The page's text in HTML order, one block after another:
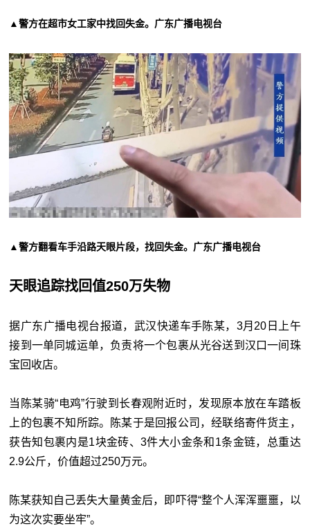
▲警方在超市女工家中找回失金。广东广播电视台
▲警方翻看车手沿路天眼片段，找回失金。广东广播电视台
天眼追踪找回值250万失物
据广东广播电视台报道，武汉快递车手陈某，3月20日上午
接到一单同城运单，负责将一个包裹从光谷送到汉口一间珠
宝回收店。
当陈某骑“电鸡”行驶到长春观附近时，发现原本放在车踏板
上的包裹不知所踪。陈某于是回报公司，经联络寄件货主，
获告知包裹内是1块金砖、3件大小金条和1条金链，总重达
2.9公斤，价值超过250万元。
陈某获知自己丢失大量黄金后，即吓得“整个人浑浑噩噩，以
为这次实要坐牢”。